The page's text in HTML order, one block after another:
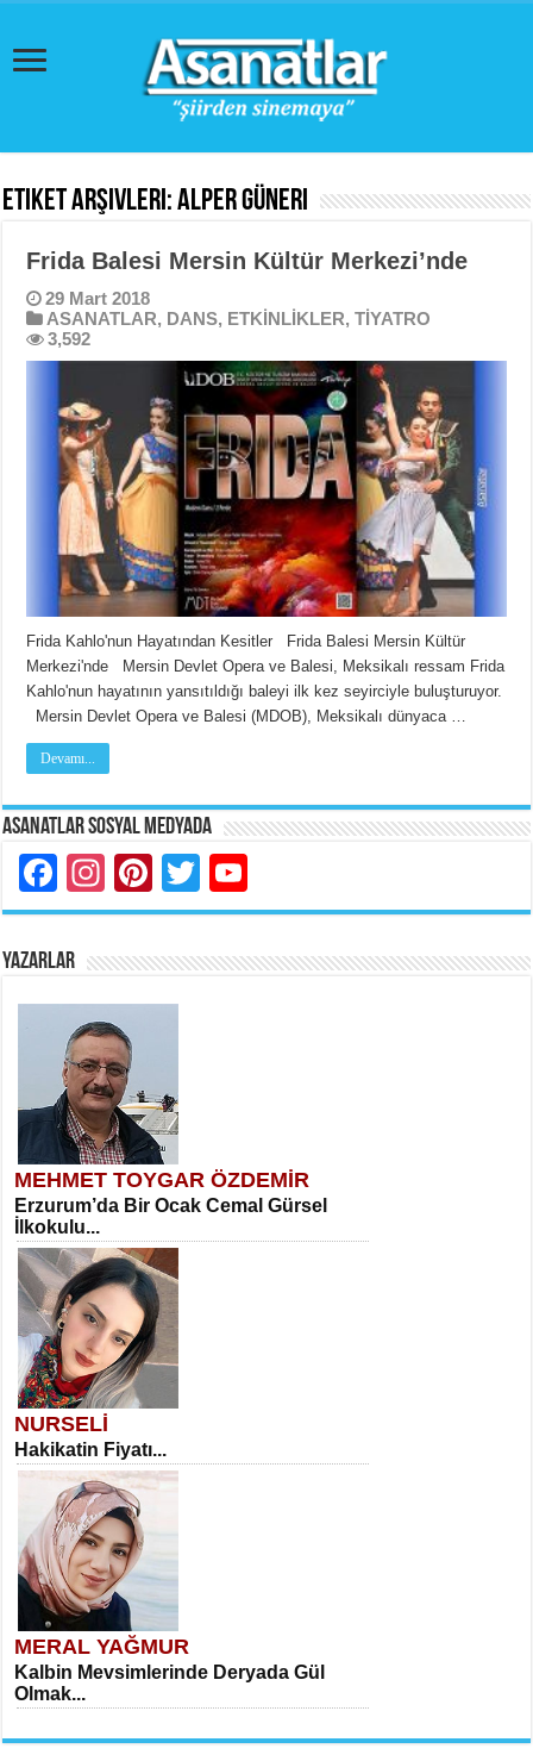
Etiket Arşivleri:Alper Güneri
Frida Balesi Mersin Kültür Merkezi’nde
29 Mart 2018
ASANATLAR, DANS, ETKİNLİKLER,TİYATRO
3,592
Frida Kahlo'nun Hayatından Kesitler Frida Balesi Mersin Kültür
Merkezi'nde Mersin Devlet Opera ve Balesi, Meksikalı ressam Frida
Kahlo'nun hayatının yansıtıldığı baleyi ilk kez seyirciyle buluşturuyor.
Mersin Devlet Opera ve Balesi (MDOB), Meksikalı dünyaca …
Devamı...
Asanatlar Sosyal Medyada
Facebook
Instagram
Pinterest
Twitter
YAZARLAR
MEHMET TOYGAR ÖZDEMİR
Erzurum’da Bir Ocak Cemal Gürsel
İlkokulu...
NURSELİ
Hakikatin Fiyatı...
MERAL YAĞMUR
Kalbin Mevsimlerinde Deryada Gül
Olmak...